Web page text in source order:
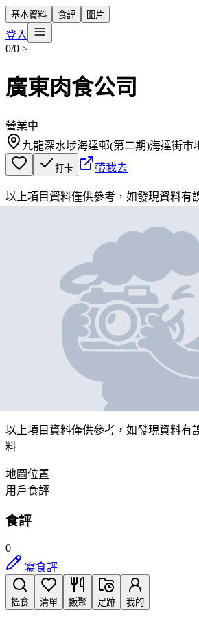
基本資料 食評 圖片
登入
0/0 >
廣東肉食公司
營業中
九龍深水埗海達邨(第二期)海達街市
打卡 帶我去
以上項目資料僅供參考，如發現資料有
廣東肉食公司
九龍深水埗海達邨(第二期)海達街市
帶我去
以上項目資料僅供參考，如發現資料有
料
地圖位置
用戶食評
食評
0
寫食評
搵食 清單 飯聚 足跡 我的